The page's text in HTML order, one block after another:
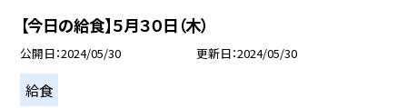
【今日の給食】５月３０日（木）
公開日 2024/05/30 更新日 2024/05/30
給食